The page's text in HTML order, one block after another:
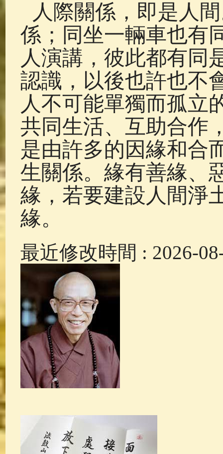
人際關係，即是人
係；同坐一輛車也有
人演講，彼此都有同
認識，以後也許也不
人不可能單獨而孤立
共同生活、互助合作
是由許多的因緣和合
生關係。緣有善緣、
緣，若要建設人間淨
緣。
最近修改時間 : 2026-